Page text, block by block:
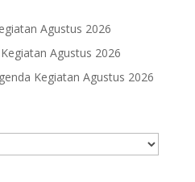
Agustus 2026
Agustus 2026
Kegiatan Agustus 2026